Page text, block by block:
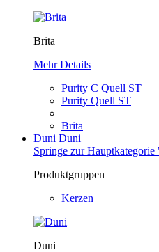
Brita
Mehr Details
Purity C Quell ST
Purity Quell ST
Brita
Duni Duni
Springe zur
Produktgruppen
Kerzen
Duni